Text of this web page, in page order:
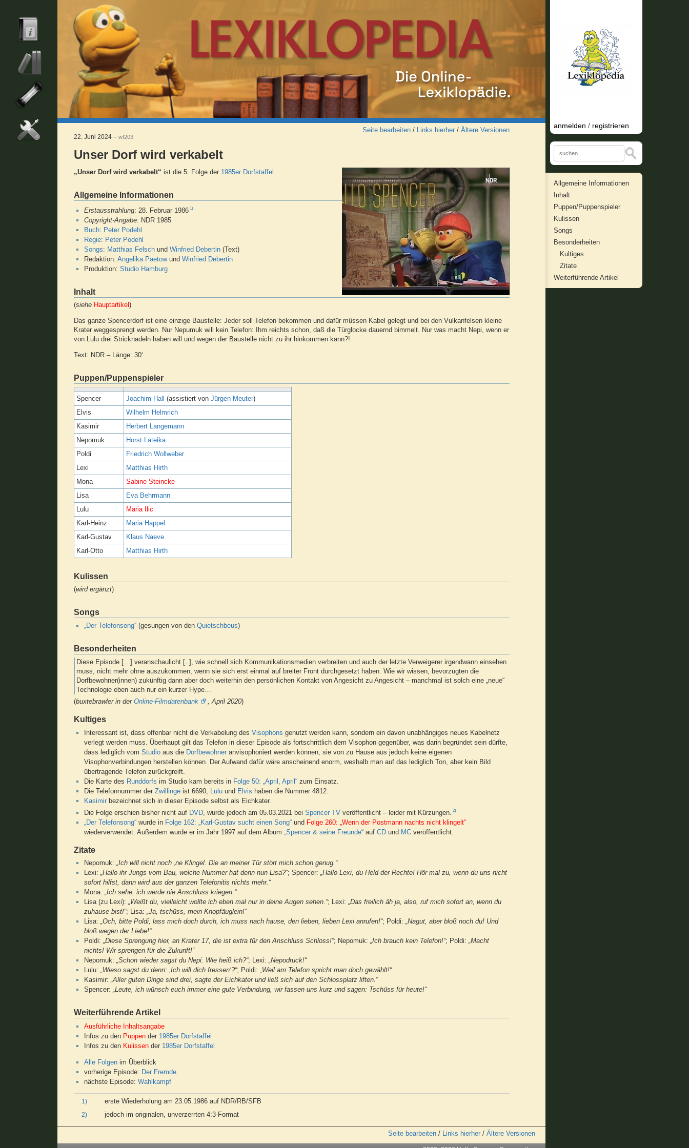
Seite bearbeiten / Links hierher / Ältere Versionen
22. Juni 2024 – wf203
Unser Dorf wird verkabelt
„Unser Dorf wird verkabelt“ ist die 5. Folge der 1985er Dorfstaffel
Allgemeine Informationen
Erstausstrahlung: 28. Februar 1986 1)
Copyright-Angabe: NDR 1985
Buch: Peter Podehl
Regie: Peter Podehl
Songs: Matthias Felsch undWinfried Debertin (Text)
Redaktion:Angelika PaetowundWinfried Debertin
Produktion:Studio Hamburg
Inhalt
(siehe Hauptartikel )
Das ganze Spencerdorf ist eine einzige Baustelle: Jeder soll Telefon bekommen und dafür müssen Kabel gelegt und bei den Vulkanfelsen kleine
Krater weggesprengt werden. Nur Nepumuk will kein Telefon: Ihm reichts schon, daß die Türglocke dauernd bimmelt. Nur was macht Nepi, wenn er
von Lulu drei Stricknadeln haben will und wegen der Baustelle nicht zu ihr hinkommen kann?!
Text: NDR – Länge: 30‘
Puppen/Puppenspieler
Spencer Joachim Hall (assistiert von Jürgen Meuter)
Elvis
Wilhelm Helmrich
Kasimir
Herbert Langemann
Nepomuk
Horst Lateika
Poldi
Friedrich Wollweber
Lexi
Matthias Hirth
Mona
Sabine Steincke
Lisa
Eva Behrmann
Lulu
Maria Ilic
Karl-Heinz
Maria Happel
Karl-Gustav
Klaus Naeve
Karl-Otto
Matthias Hirth
Kulissen
(wird ergänzt)
Songs
„Der Telefonsong“ (gesungen von denQuietschbeus)
Besonderheiten
Diese Episode […] veranschaulicht [..], wie schnell sich Kommunikationsmedien verbreiten und auch der letzte Verweigerer irgendwann einsehen
muss, nicht mehr ohne auszukommen, wenn sie sich erst einmal auf breiter Front durchgesetzt haben. Wie wir wissen, bevorzugten die
Dorfbewohner(innen) zukünftig dann aber doch weiterhin den persönlichen Kontakt von Angesicht zu Angesicht – manchmal ist solch eine „neue“
Technologie eben auch nur ein kurzer Hype…
(buxtebrawler in der Online-Filmdatenbank , April 2020)
Kultiges
Interessant ist, dass offenbar nicht die Verkabelung desVisophons genutzt werden kann, sondern ein davon unabhängiges neues Kabelnetz
verlegt werden muss. Überhaupt gilt das Telefon in dieser Episode als fortschrittlich dem Visophon gegenüber, was darin begründet sein dürfte,
dass lediglich vomStudio aus die Dorfbewohner anvisophoniert werden können, sie von zu Hause aus jedoch keine eigenen
Visophonverbindungen herstellen können. Der Aufwand dafür wäre anscheinend enorm, weshalb man auf das lediglich Ton, aber kein Bild
übertragende Telefon zurückgreift.
Die Karte des Runddorfs im Studio kam bereits in Folge 50: „April, April“ zum Einsatz.
Die Telefonnummer derZwillinge ist 6690, Lulu und Elvis haben die Nummer 4812.
Kasimir bezeichnet sich in dieser Episode selbst als Eichkater.
Die Folge erschien bisher nicht auf DVD , wurde jedoch am 05.03.2021 beiSpencer TV veröffentlicht – leider mit Kürzungen. 2)
„Der Telefonsong“ wurde in Folge 162: „Karl-Gustav sucht einen Song“ und Folge 260: „Wenn der Postmann nachts nicht klingelt“
wiederverwendet. Außerdem wurde er im Jahr 1997 auf dem Album „Spencer & seine Freunde“ aufCD und MC veröffentlicht.
Zitate
Nepomuk:„Ich will nicht noch ‚ne Klingel. Die an meiner Tür stört mich schon genug.“
Lexi:„Hallo ihr Jungs vom Bau, welche Nummer hat denn nun Lisa?“; Spencer:„Hallo Lexi, du Held der Rechte! Hör mal zu, wenn du uns nicht
sofort hilfst, dann wird aus der ganzen Telefonitis nichts mehr.“
Mona:„Ich sehe, ich werde nie Anschluss kriegen.“
Lisa (zu Lexi):„Weißt du, vielleicht wollte ich eben mal nur in deine Augen sehen.“; Lexi:„Das freilich äh ja, also, ruf mich sofort an, wenn du
zuhause bist!“; Lisa:„Ja, tschüss, mein Knopfäuglein!“
Lisa:„Och, bitte Poldi, lass mich doch durch, ich muss nach hause, den lieben, lieben Lexi anrufen!“; Poldi:„Nagut, aber bloß noch du! Und
bloß wegen der Liebe!“
Poldi:„Diese Sprengung hier, an Krater 17, die ist extra für den Anschluss Schloss!“; Nepomuk:„Ich brauch kein Telefon!“; Poldi:„Macht
nichts! Wir sprengen für die Zukunft!“
Nepomuk:„Schon wieder sagst du Nepi. Wie heiß ich?“; Lexi:„Nepodruck!“
Lulu:„Wieso sagst du denn: ‚Ich will dich fressen‘?“; Poldi:„Weil am Telefon spricht man doch gewählt!“
Kasimir:„Aller guten Dinge sind drei, sagte der Eichkater und ließ sich auf den Schlossplatz liften.“
Spencer:„Leute, ich wünsch euch immer eine gute Verbindung, wir fassen uns kurz und sagen: Tschüss für heute!“
Weiterführende Artikel
Ausführliche Inhaltsangabe
Infos zu den Puppen der 1985er Dorfstaffel
Infos zu den Kulissen der 1985er Dorfstaffel
Alle Folgen im Überblick
vorherige Episode: Der Fremde
nächste Episode:Wahlkampf
1) erste Wiederholung am 23.05.1986 auf NDR/RB/SFB
2) jedoch im originalen, unverzerrten 4:3-Format
Seite bearbeiten / Links hierher / Ältere Versionen
anmelden / registrieren
Allgemeine Informationen
Inhalt
Puppen/Puppenspieler
Kulissen
Songs
Besonderheiten
Kultiges
Zitate
Weiterführende Artikel